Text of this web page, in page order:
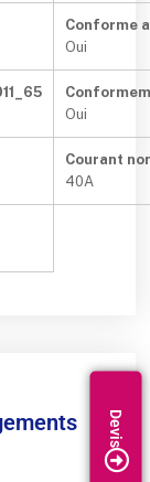
Conforme
Oui
Oui
Courant
40A